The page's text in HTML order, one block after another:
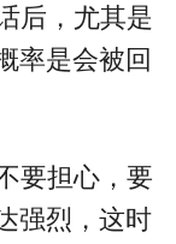
后，尤其是
率是会被回
要担心，要
强烈，这时